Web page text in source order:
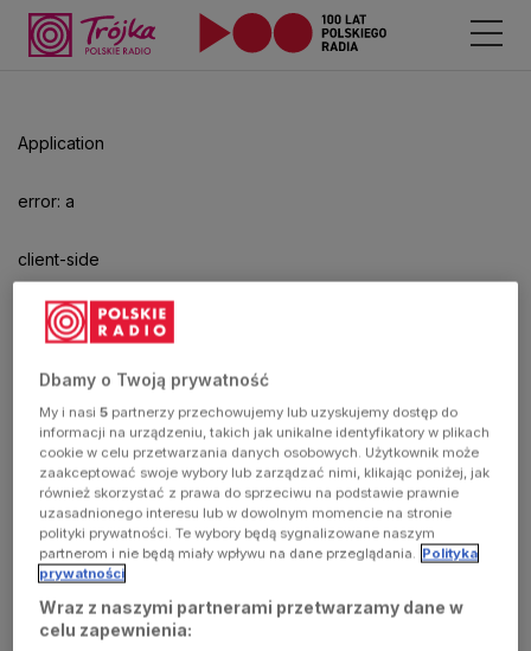
Application
error: a
client-side
exception
has
occurred
(see the
browser
console for
Dbamy o Twoją prywatność
My i nasi5 partnerzy przechowujemy lub uzyskujemy dostęp do
informacji na urządzeniu, takich jak unikalne identyfikatory w plikach
cookie w celu przetwarzania danych osobowych. Użytkownik może
zaakceptować swoje wybory lub zarządzać nimi, klikając poniżej, jak
również skorzystać z prawa do sprzeciwu na podstawie prawnie
uzasadnionego interesu lub w dowolnym momencie na stronie
polityki prywatności. Te wybory będą sygnalizowane naszym
partnerom i nie będą miały wpływu na dane przeglądania. Polityka
prywatności
Wraz z naszymi partnerami przetwarzamy dane w
celu zapewnienia: